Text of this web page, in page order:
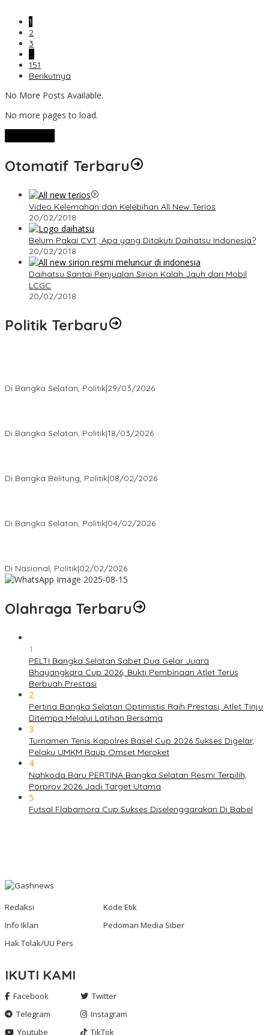
1
2
3
…
151
Berikutnya
No More Posts Available.
No more pages to load.
Otomatif Terbaru
Video Kelemahan dan Kelebihan All New Terios
20/02/2018
Belum Pakai CVT, Apa yang Ditakuti Daihatsu Indonesia?
20/02/2018
Daihatsu Santai Penjualan Sirion Kalah Jauh dari Mobil
LCGC
20/02/2018
Politik Terbaru
Di Bangka Selatan, Politik|29/03/2026
Di Bangka Selatan, Politik|18/03/2026
Di Bangka Belitung, Politik|08/02/2026
Di Bangka Selatan, Politik|04/02/2026
Di Nasional, Politik|02/02/2026
Olahraga Terbaru
1
PELTI Bangka Selatan Sabet Dua Gelar Juara
Bhayangkara Cup 2026, Bukti Pembinaan Atlet Terus
Berbuah Prestasi
2
Pertina Bangka Selatan Optimistis Raih Prestasi, Atlet Tinju
Ditempa Melalui Latihan Bersama
3
Turnamen Tenis Kapolres Basel Cup 2026 Sukses Digelar,
Pelaku UMKM Raup Omset Meroket
4
Nahkoda Baru PERTINA Bangka Selatan Resmi Terpilih,
Porprov 2026 Jadi Target Utama
5
Futsal Flabamora Cup Sukses Diselenggarakan Di Babel
Redaksi
Kode Etik
Info Iklan
Pedoman Media Siber
Hak Tolak/UU Pers
IKUTI KAMI
Facebook
Twitter
Telegram
Instagram
Youtube
TikTok